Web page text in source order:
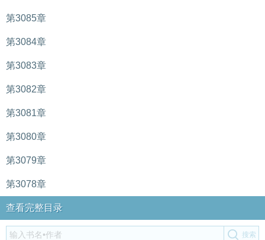
第3085章
第3084章
第3083章
第3082章
第3081章
第3080章
第3079章
第3078章
查看完整目录